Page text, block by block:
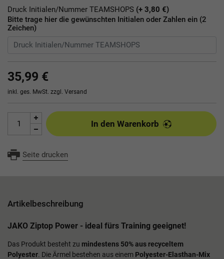
Druck Initialen/Nummer TEAMSHOPS (+ 3,80 €)
Bitte trage hier die gewünschten Initialen oder Zahlen ein (2
Zeichen)
35,99 €
inkl. ges. MwSt. zzgl. Versand
In den Warenkorb
Seite drucken
Artikelbeschreibung
JAKO Ziptop Power - ideal fürs Training geeignet!
Das Produkt besteht zu mindestens 50% aus recyceltem
Polyester. Die Ärmel bestehen aus einem Polyester-Elasthan-Mix